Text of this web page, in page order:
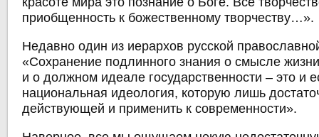
приобщенность к божественному творчеству…».
Недавно один из иерархов русской
«Сохранение подлинного знания о смысле
и о должном идеале государственности – это и
национальная идеология, которую лишь
действующей и применить к современности».